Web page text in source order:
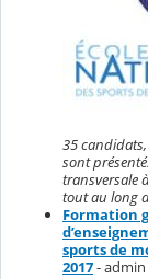
35
sont
transversale
tout au long
Formation
sports de
2017-